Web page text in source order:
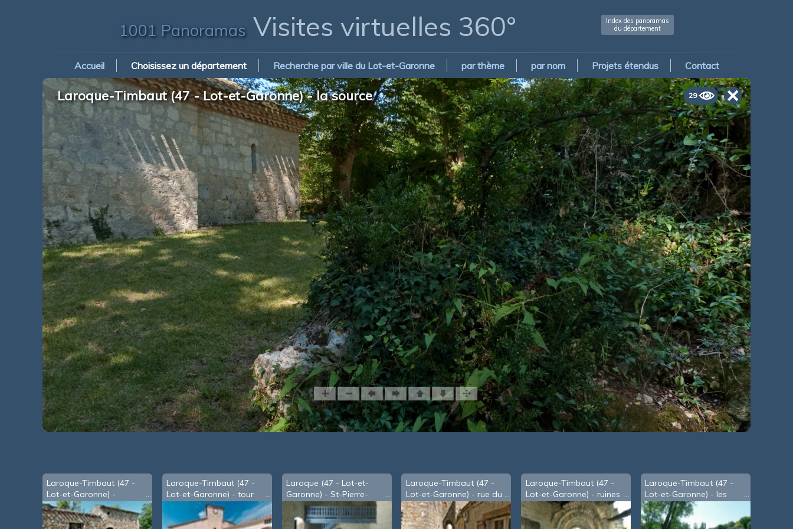
1001 PanoramasVisites virtuelles 360°
Index des panoramas
du département
Accueil Choisissez un département Recherche par ville du Lot-et-Garonne par thème par nom Projets étendus Contact
29
Laroque-Timbaut (47 - Lot-et-Garonne) - la source
Laroque-Timbaut (47 -
Lot-et-Garonne) -
Bouscat
Laroque-Timbaut (47 -
Lot-et-Garonne) - tour
de l'horloge
Laroque (47 - Lot-et-
Garonne) - St-Pierre-
Orival
Laroque-Timbaut (47 -
Lot-et-Garonne) - rue du
Lô
Laroque-Timbaut (47 -
Lot-et-Garonne) - ruines
de l'église de Vitrac
Laroque-Timbaut (47 -
Lot-et-Garonne) - les
lacs